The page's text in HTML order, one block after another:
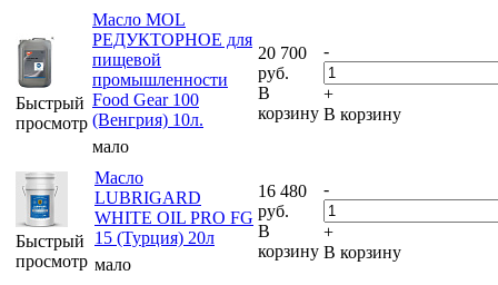
Быстрый
просмотр
Масло MOL
РЕДУКТОРНОЕ для
пищевой
промышленности
Food Gear 100
(Венгрия) 10л.
мало
20 700
руб.
В
корзину
-
+
В корзину
Быстрый
просмотр
Масло
LUBRIGARD
WHITE OIL PRO FG
15 (Турция) 20л
мало
16 480
руб.
В
корзину
-
+
В корзину